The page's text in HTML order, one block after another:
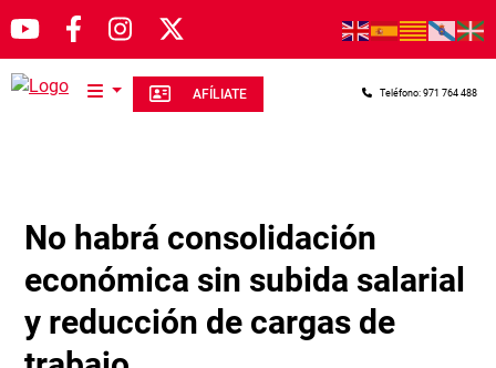
Pasar al contenido principal
AFÍLIATE Teléfono: 971 764 488
No habrá consolidación
económica sin subida salarial
y reducción de cargas de